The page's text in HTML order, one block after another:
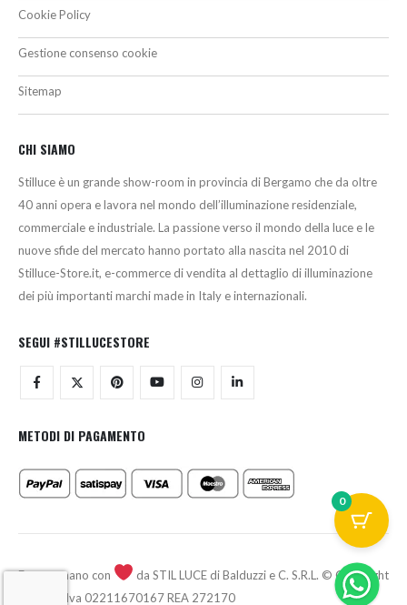
Cookie Policy
Gestione consenso cookie
Sitemap
CHI SIAMO
Stilluce è un grande show-room in provincia di Bergamo che da oltre
40 anni opera e lavora nel mondo dell’illuminazione residenziale,
commerciale e industriale. La passione verso il mondo della luce e le
nuove sfide del mercato hanno portato alla nascita nel 2010 di
Stilluce-Store.it, e-commerce di vendita al dettaglio di illuminazione
dei più importanti marchi made in Italy e internazionali.
SEGUI #STILLUCESTORE
METODI DI PAGAMENTO
Fatto a mano con
da STIL LUCE di Balduzzi e C. S.R.L. © Copyright
2026 - P.Iva 02211670167 REA 272170
0